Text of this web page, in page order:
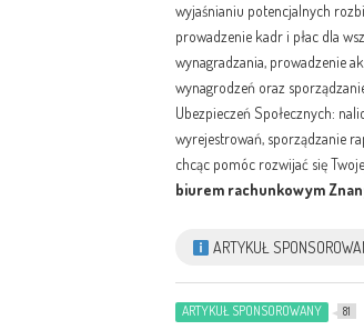
wyjaśnianiu potencjalnych
prowadzenie kadr i płac dla
wynagradzania, prowadzenie
wynagrodzeń oraz
Ubezpieczeń Społecznych:
wyrejestrowań, sporządzanie
chcąc pomóc rozwijać się
biurem rachunkowym
ARTYKUŁ
ARTYKUŁ SPONSOROWANY 81